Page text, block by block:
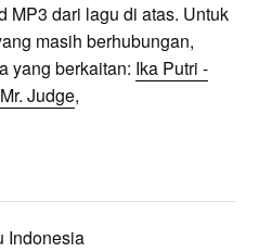
MP3 dari lagu di atas. Untuk
masih berhubungan,
yang berkaitan: Ika Putri -
Judge,
Indonesia